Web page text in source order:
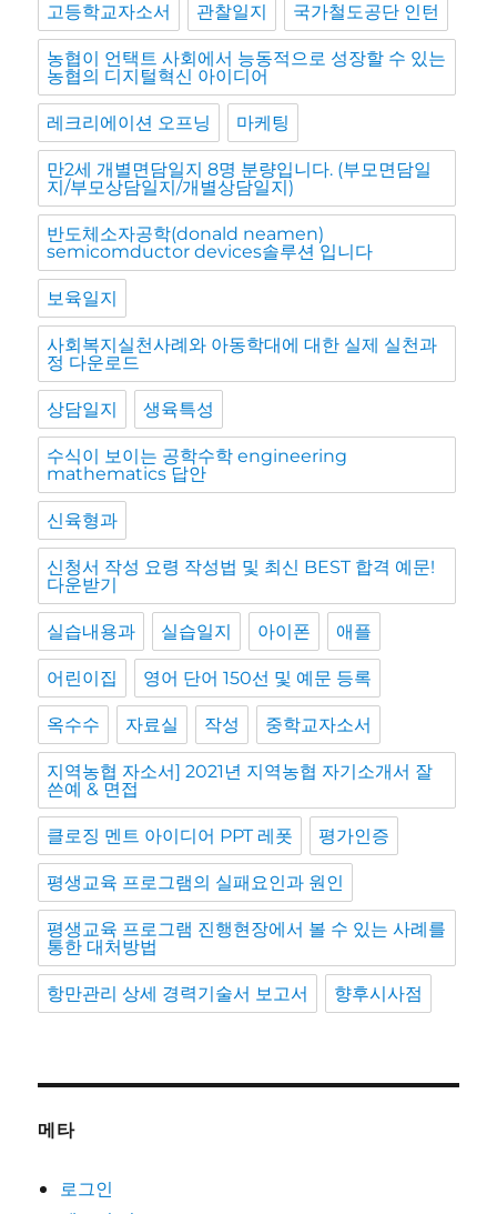
고등학교자소서 관찰일지 국가철도공단 인턴
농협이 언택트 사회에서 능동적으로 성장할 수 있는
농협의 디지털혁신 아이디어
레크리에이션 오프닝 마케팅
만2세 개별면담일지 8명 분량입니다. (부모면담일
지/부모상담일지/개별상담일지)
반도체소자공학(donald neamen)
semicomductor devices솔루션 입니다
보육일지
사회복지실천사례와 아동학대에 대한 실제 실천과
정 다운로드
상담일지 생육특성
수식이 보이는 공학수학 engineering
mathematics 답안
신육형과
신청서 작성 요령 작성법 및 최신 BEST 합격 예문!
다운받기
실습내용과 실습일지 아이폰 애플
어린이집 영어 단어 150선 및 예문 등록
옥수수 자료실 작성 중학교자소서
지역농협 자소서] 2021년 지역농협 자기소개서 잘
쓴예 & 면접
클로징 멘트 아이디어 PPT 레폿 평가인증
평생교육 프로그램의 실패요인과 원인
평생교육 프로그램 진행현장에서 볼 수 있는 사례를
통한 대처방법
항만관리 상세 경력기술서 보고서 향후시사점
메타
로그인